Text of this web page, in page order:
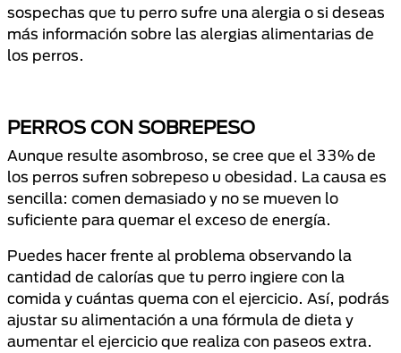
sospechas que tu perro sufre una alergia o si deseas
más información sobre las alergias alimentarias de
los perros.
PERROS CON SOBREPESO
Aunque resulte asombroso, se cree que el 33% de
los perros sufren sobrepeso u obesidad. La causa es
sencilla: comen demasiado y no se mueven lo
suficiente para quemar el exceso de energía.
Puedes hacer frente al problema observando la
cantidad de calorías que tu perro ingiere con la
comida y cuántas quema con el ejercicio. Así, podrás
ajustar su alimentación a una fórmula de dieta y
aumentar el ejercicio que realiza con paseos extra.